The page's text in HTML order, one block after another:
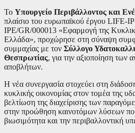
Το Υπουργείο Περιβάλλοντος και
πλαίσιο του ευρωπαϊκού έργου LIFE-
IPE/GR/000013 «Εφαρμογή της
Ελλάδα», προχώρησε στη σύναψη
συμμαχίας με τον Σύλλογο
Θεσπρωτίας, για την αξιοποίηση των
αποβλήτων.
Η νέα συνεργασία στοχεύει στη
κυκλικής οικονομίας στον τομέα της
βελτίωση της διαχείρισης των
στην προώθηση καινοτόμων λύσεων
βιωσιμότητα και την περιβαλλοντική